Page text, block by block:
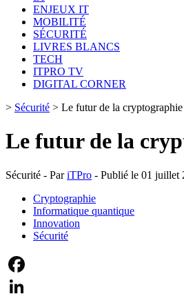
ENJEUX IT
MOBILITÉ
SÉCURITÉ
LIVRES BLANCS
TECH
ITPRO TV
DIGITAL CORNER
> Sécurité > Le futur de la
Le futur de la
Sécurité - PariTPro - Publié le 01 juillet
Cryptographie
Informatique quantique
Innovation
Sécurité
Facebook